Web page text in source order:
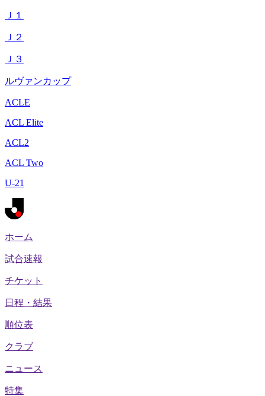
Ｊ１
Ｊ２
Ｊ３
ルヴァンカップ
ACLE
ACL Elite
ACL2
ACL Two
U-21
ホーム
試合速報
チケット
日程・結果
順位表
クラブ
ニュース
特集